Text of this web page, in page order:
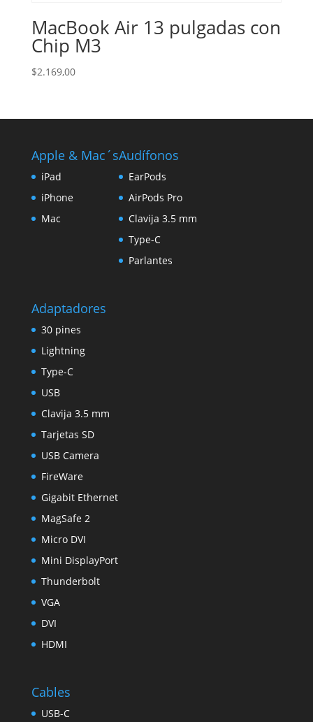
MacBook Air 13 pulgadas con
Chip M3
$2.169,00
Apple & Mac´s
iPad
iPhone
Mac
Audífonos
EarPods
AirPods Pro
Clavija 3.5 mm
Type-C
Parlantes
Adaptadores
30 pines
Lightning
Type-C
USB
Clavija 3.5 mm
Tarjetas SD
USB Camera
FireWare
Gigabit Ethernet
MagSafe 2
Micro DVI
Mini DisplayPort
Thunderbolt
VGA
DVI
HDMI
Cables
USB-C